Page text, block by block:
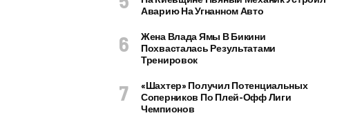
Аварию На Угнанном Авто
Жена Влада Ямы В Бикини
Похвасталась Результатами
Тренировок
«Шахтер» Получил Потенциальных
Соперников По Плей-Офф Лиги
Чемпионов